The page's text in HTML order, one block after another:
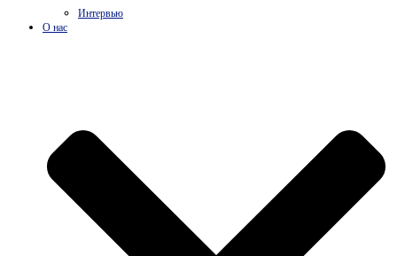
Интервью
О нас